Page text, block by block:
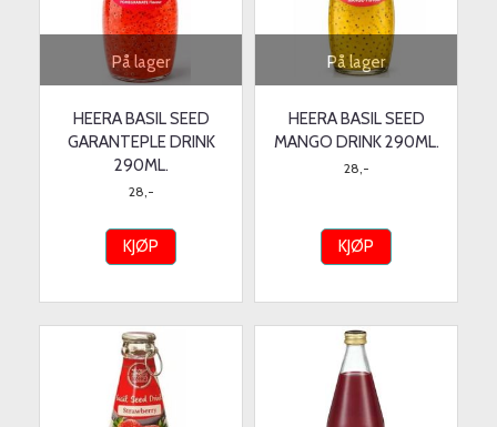
På lager
HEERA BASIL SEED
GARANTEPLE DRINK
290ML.
28,-
KJØP
På lager
HEERA BASIL SEED
MANGO DRINK 290ML.
28,-
KJØP